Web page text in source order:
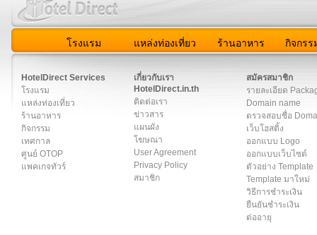
โรงแรม แหล่งท่องเที่ยว ร้านอาหาร กิจกรร
HotelDirect Services
โรงแรม
แหล่งท่องเที่ยว
ร้านอาหาร
กิจกรรม
เทศกาล
ศูนย์ OTOP
แพคเกจทัวร์
เกี่ยวกับเรา
HotelDirect.in.th
ติดต่อเรา
ข่าวสาร
แผนผัง
โฆษณา
User Agreement
Privacy Policy
สมาชิก
สมัครสมาชิก
รายละเอียด
Domain name
ตรวจสอบชื่อ
เว็บโฮสติ้ง
ออกแบบ Logo
ออกแบบเว็บไซต์
ตัวอย่าง Template
Template มาใหม่
วิธีการชำระเงิน
ยืนยันชำระเงิน
ต่ออายุ